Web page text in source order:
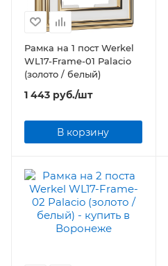
Рамка на 1 пост Werkel
WL17-Frame-01 Palacio
(золото / белый)
1 443 руб./шт
В корзину